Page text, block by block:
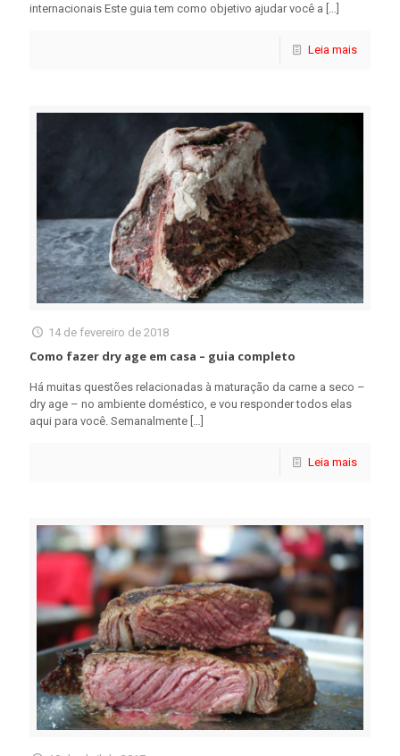
internacionais Este guia tem como objetivo ajudar você a […]
Leia mais
14 de fevereiro de 2018
Como fazer dry age em casa – guia completo
Há muitas questões relacionadas à maturação da carne a seco –
dry age – no ambiente doméstico, e vou responder todos elas
aqui para você. Semanalmente […]
Leia mais